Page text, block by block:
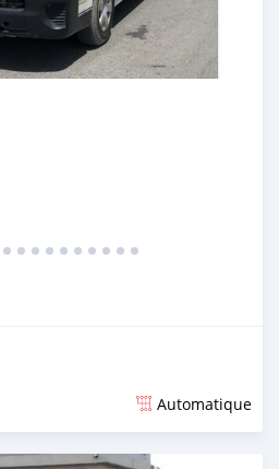
Automatique